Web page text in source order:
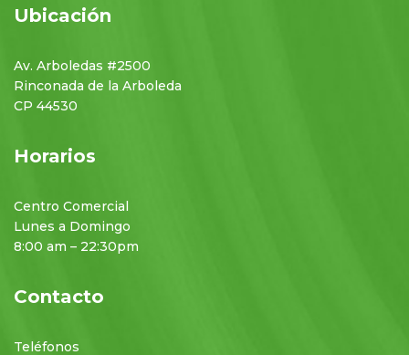
Ubicación
Av. Arboledas #2500
Rinconada de la Arboleda
CP 44530
Horarios
Centro Comercial
Lunes a Domingo
8:00 am – 22:30pm
Contacto
Teléfonos